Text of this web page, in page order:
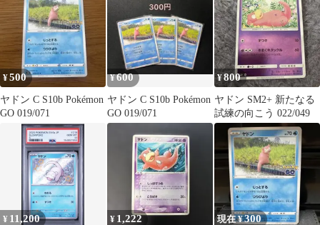
¥500
ヤドン C S10b Pokémon
GO 019/071
¥600
ヤドン C S10b Pokémon
GO 019/071
¥800
ヤドン SM2+ 新たなる
試練の向こう 022/049
¥ 11,200 ¥ 1,222 現在 ¥300